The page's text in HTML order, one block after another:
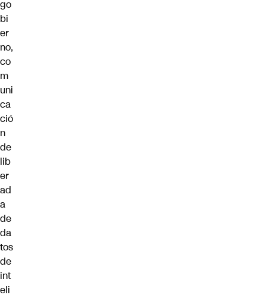
go
bi
er
no,
co
m
uni
ca
ció
n
de
lib
er
ad
a
de
da
tos
de
int
eli